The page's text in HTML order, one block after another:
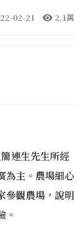
02-21 2.1萬
連生先生所經
為主。農場細心
參觀農場，說明
。